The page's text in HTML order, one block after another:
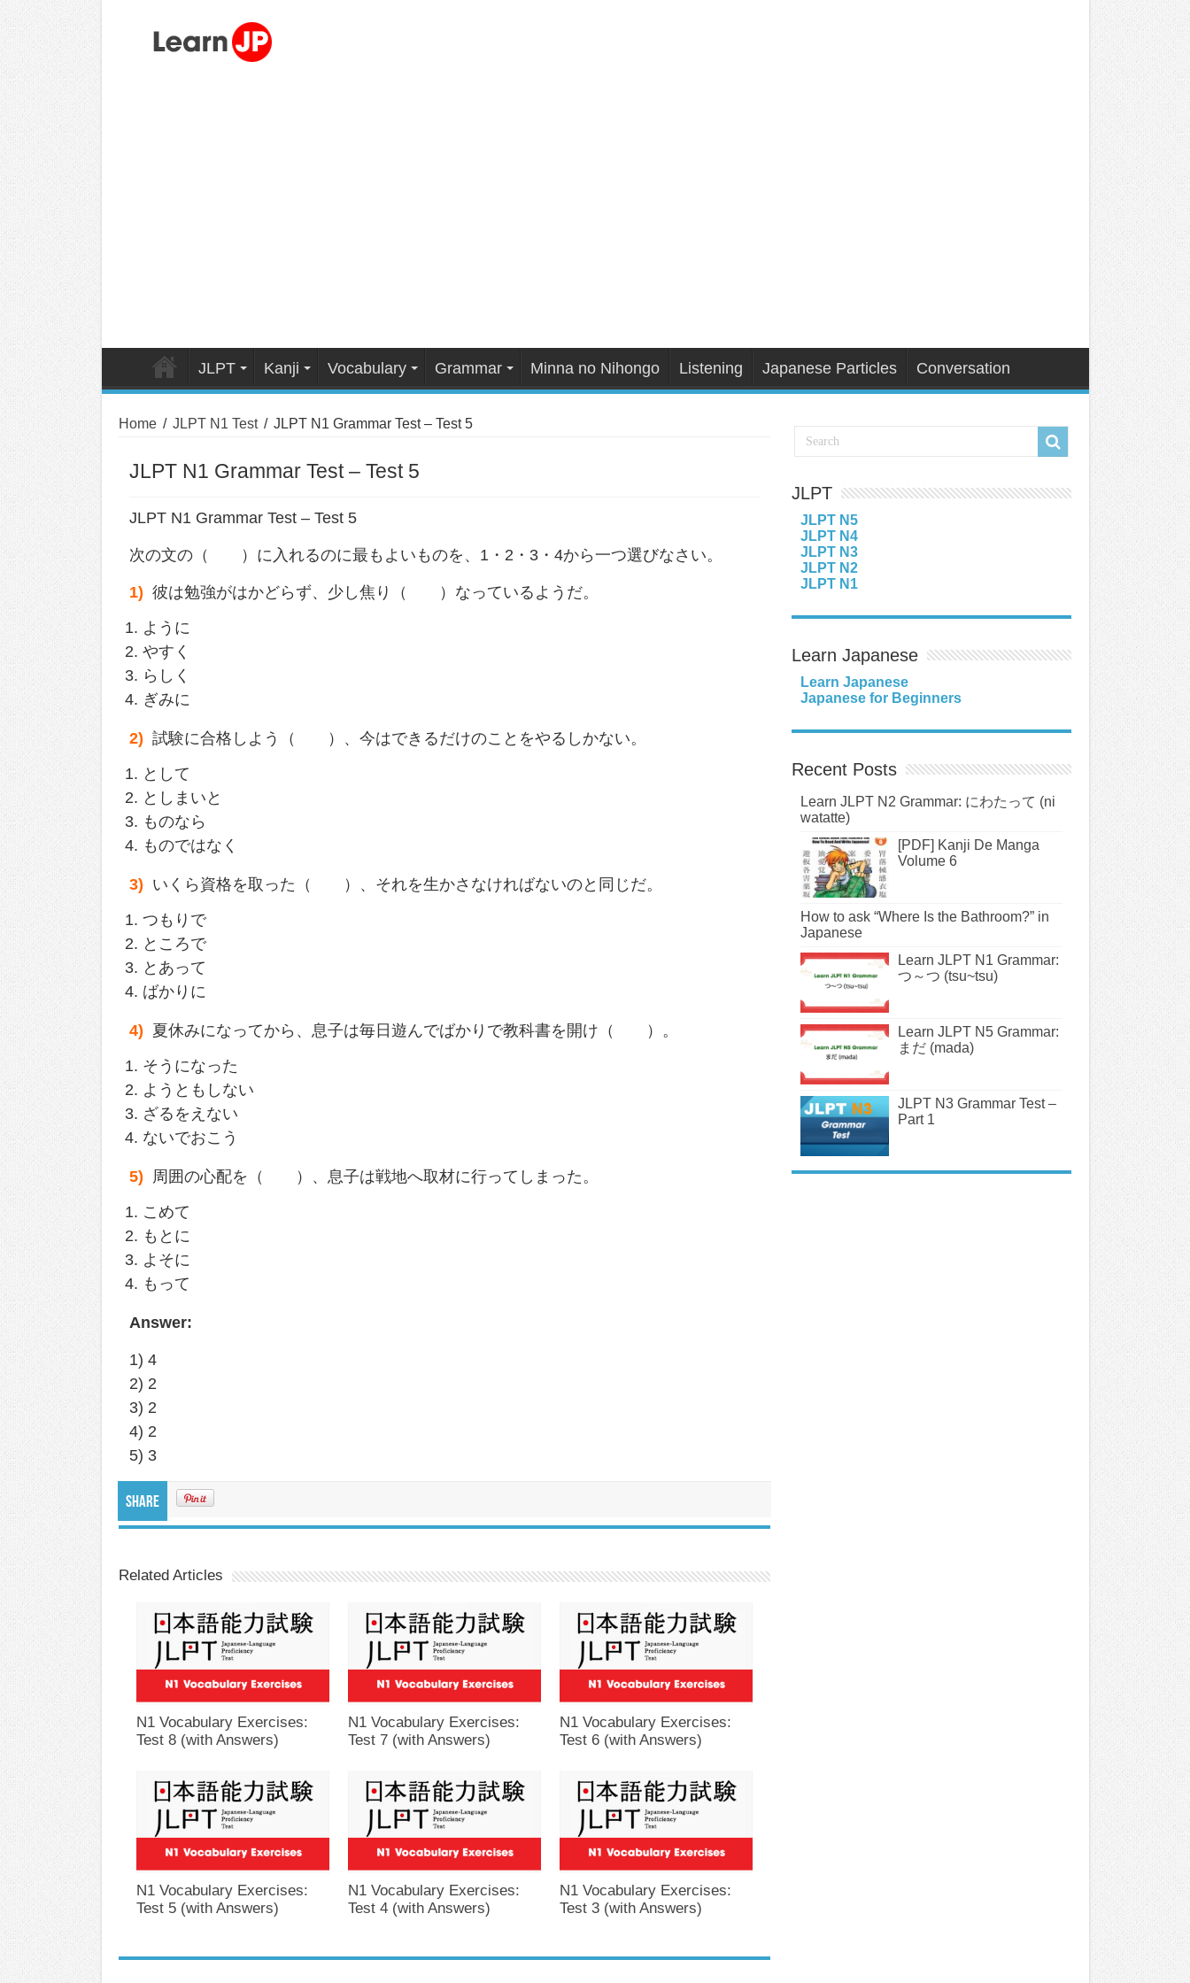
JLPT Kanji Vocabulary Grammar Minna no Nihongo Listening Japanese Particles Conversation
Home / JLPT N1 Test / JLPT N1 Grammar Test – Test 5
JLPT N1 Grammar Test – Test 5
JLPT N1 Grammar Test – Test 5
次の文の（ ）に入れるのに最もよいものを、1・2・3・4から一つ選びなさい。
1) 彼は勉強がはかどらず、少し焦り（ ）なっているようだ。
ように
やすく
らしく
ぎみに
2) 試験に合格しよう（ ）、今はできるだけのことをやるしかない。
として
としまいと
ものなら
ものではなく
3) いくら資格を取った（ ）、それを生かさなければないのと同じだ。
つもりで
ところで
とあって
ばかりに
4) 夏休みになってから、息子は毎日遊んでばかりで教科書を開け（ ）。
そうになった
ようともしない
ざるをえない
ないでおこう
5) 周囲の心配を（ ）、息子は戦地へ取材に行ってしまった。
こめて
もとに
よそに
もって
Answer:
1) 4
2) 2
3) 2
4) 2
5) 3
Share
Related Articles
N1 Vocabulary Exercises:
Test 8 (with Answers)
N1 Vocabulary Exercises:
Test 7 (with Answers)
N1 Vocabulary Exercises:
Test 6 (with Answers)
N1 Vocabulary Exercises:
Test 5 (with Answers)
N1 Vocabulary Exercises:
Test 4 (with Answers)
N1 Vocabulary Exercises:
Test 3 (with Answers)
JLPT
JLPT N5
JLPT N4
JLPT N3
JLPT N2
JLPT N1
Learn Japanese
Learn Japanese
Japanese for Beginners
Recent Posts
Learn JLPT N2 Grammar: にわたって (ni
watatte)
[PDF] Kanji De Manga
Volume 6
How to ask “Where Is the Bathroom?” in
Japanese
Learn JLPT N1 Grammar:
つ～つ (tsu~tsu)
Learn JLPT N5 Grammar:
まだ (mada)
JLPT N3 Grammar Test –
Part 1